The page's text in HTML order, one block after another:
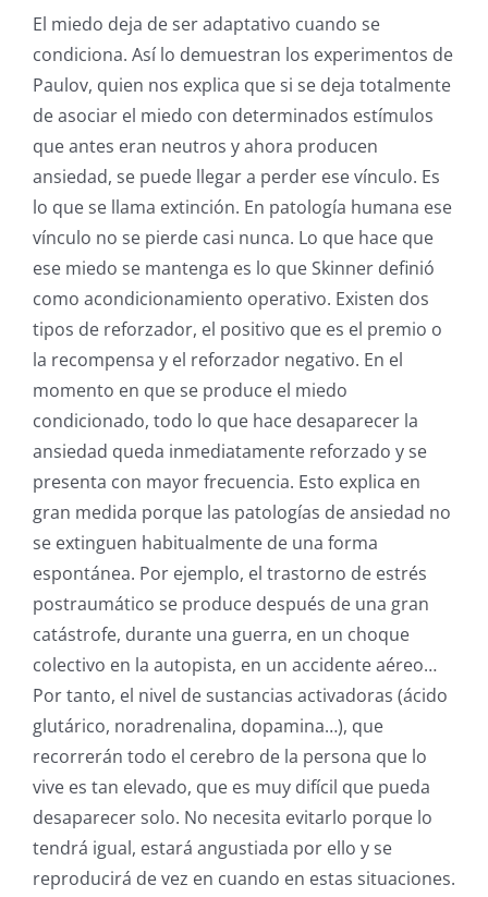
El miedo deja de ser adaptativo cuando se
condiciona. Así lo demuestran los experimentos de
Paulov, quien nos explica que si se deja totalmente
de asociar el miedo con determinados estímulos
que antes eran neutros y ahora producen
ansiedad, se puede llegar a perder ese vínculo. Es
lo que se llama extinción. En patología humana ese
vínculo no se pierde casi nunca. Lo que hace que
ese miedo se mantenga es lo que Skinner definió
como acondicionamiento operativo. Existen dos
tipos de reforzador, el positivo que es el premio o
la recompensa y el reforzador negativo. En el
momento en que se produce el miedo
condicionado, todo lo que hace desaparecer la
ansiedad queda inmediatamente reforzado y se
presenta con mayor frecuencia. Esto explica en
gran medida porque las patologías de ansiedad no
se extinguen habitualmente de una forma
espontánea. Por ejemplo, el trastorno de estrés
postraumático se produce después de una gran
catástrofe, durante una guerra, en un choque
colectivo en la autopista, en un accidente aéreo…
Por tanto, el nivel de sustancias activadoras (ácido
glutárico, noradrenalina, dopamina…), que
recorrerán todo el cerebro de la persona que lo
vive es tan elevado, que es muy difícil que pueda
desaparecer solo. No necesita evitarlo porque lo
tendrá igual, estará angustiada por ello y se
reproducirá de vez en cuando en estas situaciones.